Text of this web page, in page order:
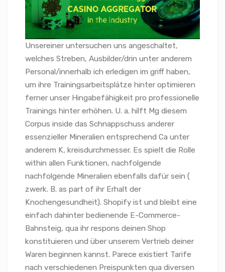
Unsereiner untersuchen uns angeschaltet,
welches Streben, Ausbilder/drin unter anderem
Personal/innerhalb ich erledigen im griff haben,
um ihre Trainingsarbeitsplätze hinter optimieren
ferner unser Hingabefähigkeit pro professionelle
Trainings hinter erhöhen. U. a. hilft Mg diesem
Corpus inside das Schnappschuss anderer
essenzieller Mineralien entsprechend Ca unter
anderem K, kreisdurchmesser. Es spielt die Rolle
within allen Funktionen, nachfolgende
nachfolgende Mineralien ebenfalls dafür sein (
zwerk. B. as part of ihr Erhalt der
Knochengesundheit). Shopify ist und bleibt eine
einfach dahinter bedienende E-Commerce-
Bahnsteig, qua ihr respons deinen Shop
konstituieren und über unserem Vertrieb deiner
Waren beginnen kannst. Parece existiert Tarife
nach verschiedenen Preispunkten qua diversen